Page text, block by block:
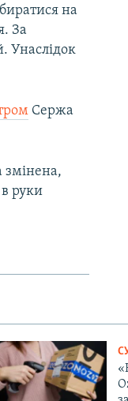
на
За
Унаслідок
Сержа
змінена,
руки